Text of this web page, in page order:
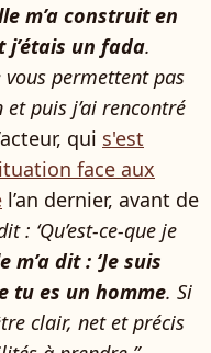
m’a construit en
j’étais un fada.
vous permettent pas
et puis j’ai rencontré
qui s'est
face aux
l’an dernier, avant de
: ‘Qu’est-ce-que je
m’a dit : ‘Je suis
tu es un homme. Si
clair, net et précis